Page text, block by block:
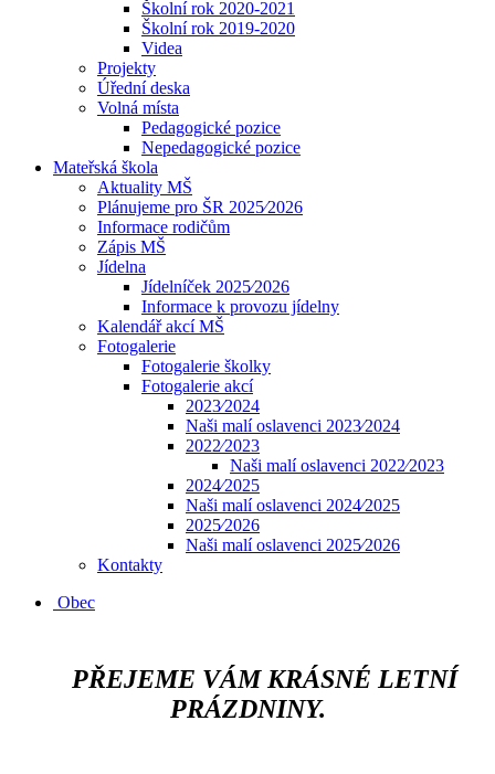
Školní rok 2020-2021
Školní rok 2019-2020
Videa
Projekty
Úřední deska
Volná místa
Pedagogické pozice
Nepedagogické pozice
Mateřská škola
Aktuality MŠ
Plánujeme pro ŠR 2025⁄2026
Informace rodičům
Zápis MŠ
Jídelna
Jídelníček 2025⁄2026
Informace k provozu jídelny
Kalendář akcí MŠ
Fotogalerie
Fotogalerie školky
Fotogalerie akcí
2023⁄2024
Naši malí oslavenci 2023⁄2024
2022⁄2023
Naši malí oslavenci 2022⁄2023
2024⁄2025
Naši malí oslavenci 2024⁄2025
2025⁄2026
Naši malí oslavenci 2025⁄2026
Kontakty
Obec
PŘEJEME VÁM KRÁSNÉ LETNÍ
PRÁZDNINY.